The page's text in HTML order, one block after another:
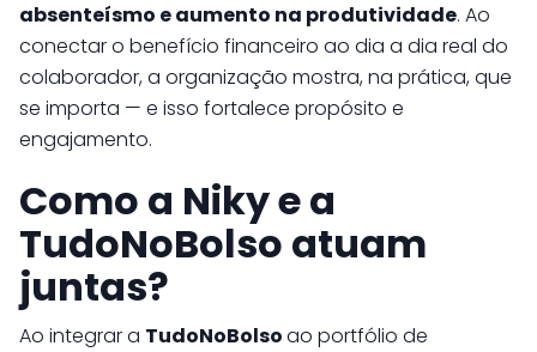
absenteísmo e aumento na produtividade. Ao
conectar o benefício financeiro ao dia a dia real do
colaborador, a organização mostra, na prática, que
se importa — e isso fortalece propósito e
engajamento.
Como a Niky e a
TudoNoBolso atuam
juntas?
Ao integrar a TudoNoBolsoao portfólio de